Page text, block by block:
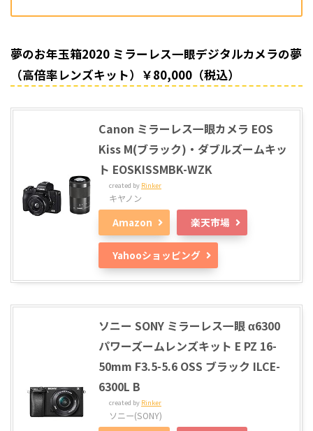
夢のお年玉箱2020 ミラーレス一眼デジタルカメラの夢
（高倍率レンズキット）￥80,000（税込）
Canon ミラーレス一眼カメラ EOS
Kiss M(ブラック)・ダブルズームキッ
ト EOSKISSMBK-WZK
created by Rinker
キヤノン
Amazon 楽天市場
Yahooショッピング
ソニー SONY ミラーレス一眼 α6300
パワーズームレンズキット E PZ 16-
50mm F3.5-5.6 OSS ブラック ILCE-
6300L B
created by Rinker
ソニー(SONY)